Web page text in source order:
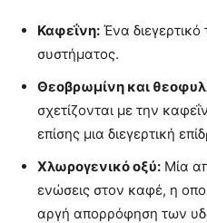
Καφεΐνη: Ένα
συστήματος.
Θεοβρωμίνη και
σχετίζονται με την
επίσης μια διεγερτική
Χλωρογενικό οξύ: Μία
ενώσεις στον καφέ, η
αργή απορρόφηση των